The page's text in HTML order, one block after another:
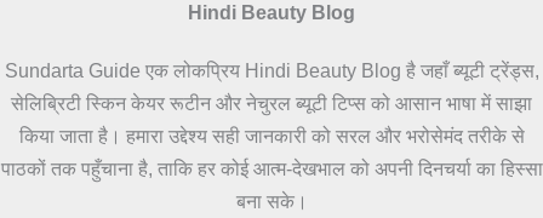
Hindi Beauty Blog
Sundarta Guide एक लोकप्रिय Hindi Beauty Blog है जहाँ ब्यूटी ट्रेंड्स,
सेलिब्रिटी स्किन केयर रूटीन और नेचुरल ब्यूटी टिप्स को आसान भाषा में साझा
किया जाता है। हमारा उद्देश्य सही जानकारी को सरल और भरोसेमंद तरीके से
पाठकों तक पहुँचाना है, ताकि हर कोई आत्म-देखभाल को अपनी दिनचर्या का हिस्सा
बना सके।